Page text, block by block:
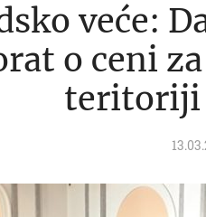
veće:
o ceni
teritoriji